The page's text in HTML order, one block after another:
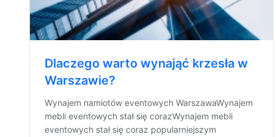
Dlaczego warto wynająć krzesła w
Warszawie?
Wynajem namiotów eventowych WarszawaWynajem
mebli eventowych stał się corazWynajem mebli
eventowych stał się coraz popularniejszym